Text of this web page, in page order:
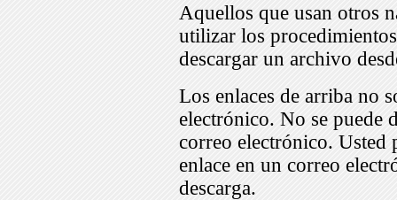
Aquellos que usan otros
utilizar los
descargar un archivo
Los enlaces de arriba no
electrónico. No se puede
correo electrónico. Usted
enlace en un correo
descarga.